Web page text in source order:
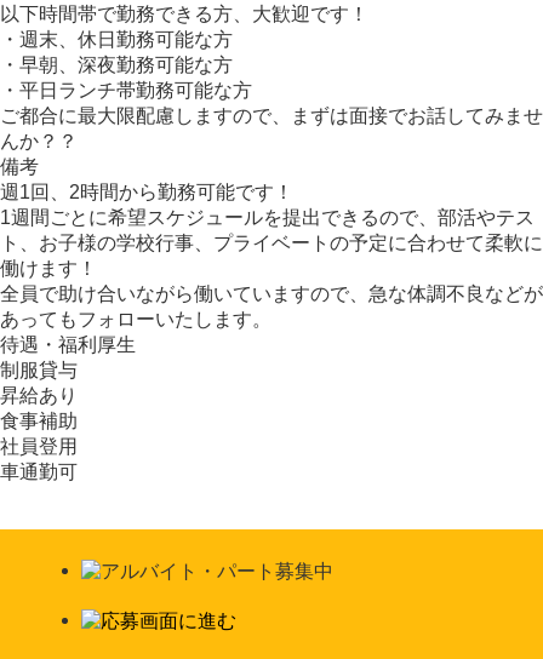
以下時間帯で勤務できる方、大歓迎です！
・週末、休日勤務可能な方
・早朝、深夜勤務可能な方
・平日ランチ帯勤務可能な方
ご都合に最大限配慮しますので、まずは面接でお話してみませ
んか？？
備考
週1回、2時間から勤務可能です！
1週間ごとに希望スケジュールを提出できるので、部活やテス
ト、お子様の学校行事、プライベートの予定に合わせて柔軟に
働けます！
全員で助け合いながら働いていますので、急な体調不良などが
あってもフォローいたします。
待遇・福利厚生
制服貸与
昇給あり
食事補助
社員登用
車通勤可